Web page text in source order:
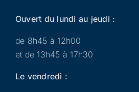
Ouvert du lundi au jeudi :
de 8h45 à 12h00
et de 13h45 à 17h30
Le vendredi :